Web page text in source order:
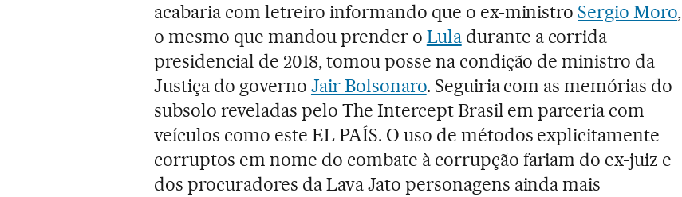
acabaria com letreiro informando que o ex-ministro Sergio Moro,
o mesmo que mandou prender o Luladurante a corrida
presidencial de 2018, tomou posse na condição de ministro da
Justiça do governo Jair Bolsonaro. Seguiria com as memórias do
subsolo reveladas pelo The Intercept Brasil em parceria com
veículos como este EL PAÍS. O uso de métodos explicitamente
corruptos em nome do combate à corrupção fariam do ex-juiz e
dos procuradores da Lava Jato personagens ainda mais